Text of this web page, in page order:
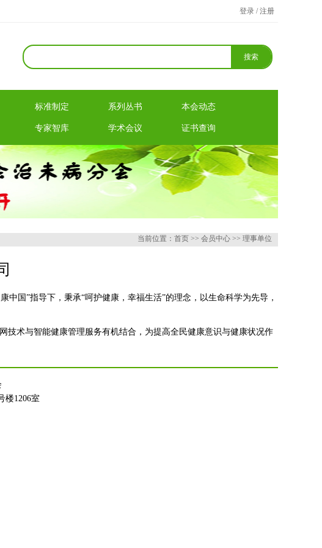
登录 / 注册
标准制定 系列丛书 本会动态
专家智库 学术会议 证书查询
当前位置：首页 >> 会员中心 >> 理事单位
国”指导下，秉承“呵护健康，幸福生活”的理念，以生命科学为先导，
术与智能健康管理服务有机结合，为提高全民健康意识与健康状况作
1206室